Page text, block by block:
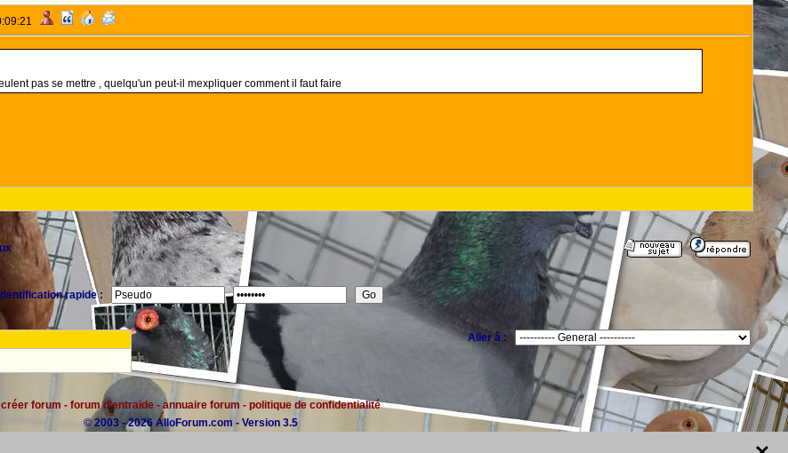
pas se mettre , quelqu'un peut-il mexpliquer comment il faut faire
Identification rapide :
Aller à :
créer forum - forum d'entraide-annuaire forum - politique de confidentialité
© 2003 - 2026 AlloForum.com - Version 3.5